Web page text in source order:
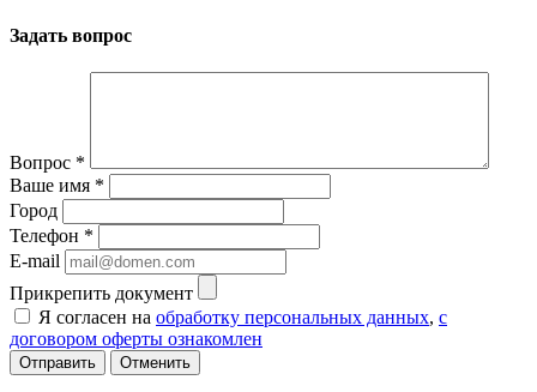
Задать вопрос
Вопрос *
Ваше имя *
Город
Телефон *
E-mail
Прикрепить документ
Я согласен на обработку персональных данных, с
договором оферты ознакомлен
Отменить